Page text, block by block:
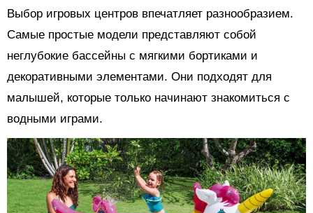
Выбор игровых центров впечатляет разнообразием.
Самые простые модели представляют собой
неглубокие бассейны с мягкими бортиками и
декоративными элементами. Они подходят для
малышей, которые только начинают знакомиться с
водными играми.